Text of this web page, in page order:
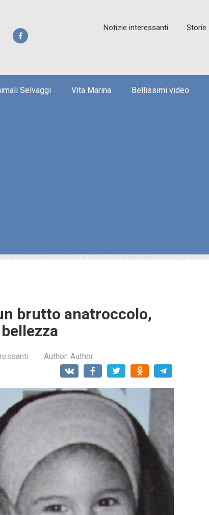
Notizie interessanti Storie
Selvaggi Vita Marina Bellissimi video
brutto anatroccolo,
Author: Author